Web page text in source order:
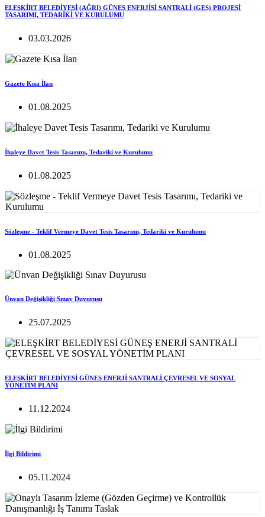
ELEŞKİRT BELEDİYESİ (AĞRI) GÜNEŞ ENERJİSİ SANTRALİ (GES) PROJESİ
TASARIMI, TEDARİKİ VE KURULUMU
03.03.2026
Gazete Kısa İlan
01.08.2025
İhaleye Davet Tesis Tasarımı, Tedariki ve Kurulumu
01.08.2025
Sözleşme - Teklif Vermeye Davet Tesis Tasarımı, Tedariki ve Kurulumu
01.08.2025
Ünvan Değişikliği Sınav Duyurusu
25.07.2025
ELEŞKİRT BELEDİYESİ GÜNEŞ ENERJİ SANTRALİ ÇEVRESEL VE SOSYAL
YÖNETİM PLANI
11.12.2024
İlgi Bildirimi
05.11.2024